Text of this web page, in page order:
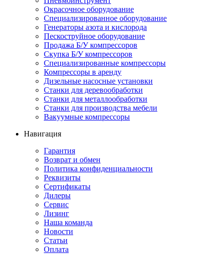
Окрасочное оборудование
Специализированное оборудование
Генераторы азота и кислорода
Пескоструйное оборудование
Продажа Б/У компрессоров
Скупка Б/У компрессоров
Специализированные компрессоры
Компрессоры в аренду
Дизельные насосные установки
Станки для деревообработки
Станки для металлообработки
Станки для производства мебели
Вакуумные компрессоры
Навигация
Гарантия
Возврат и обмен
Политика конфиденциальности
Реквизиты
Сертификаты
Дилеры
Сервис
Лизинг
Наша команда
Новости
Статьи
Оплата